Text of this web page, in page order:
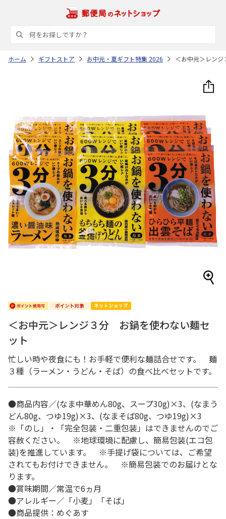
ホーム ギフトストア お中元・夏ギフト特集 2026 ＜お中元＞レン
＜お中元＞レンジ３分 お鍋を使わない麺セ
ット
忙しい時や夜食にも！お手軽で便利な麺詰合せです。 麺
３種（ラーメン・うどん・そば）の食べ比べセットです。
●商品内容／(なま中華めん80g、スープ30g)×3、(なまう
どん80g、つゆ19g)×3、(なまそば80g、つゆ19g)×3
※「のし」・「完全包装・二重包装」はできませんのでご
容赦ください。 ※地球環境に配慮し、簡易包装(エコ包
装)を推進しています。 ※手提げ袋については、ご希望
されてもお付けできません。 ※簡易包装でのお届けとな
ります。
●賞味期間／常温で6ヵ月
●アレルギー／「小麦」「そば」
●商品提供：めぐあす